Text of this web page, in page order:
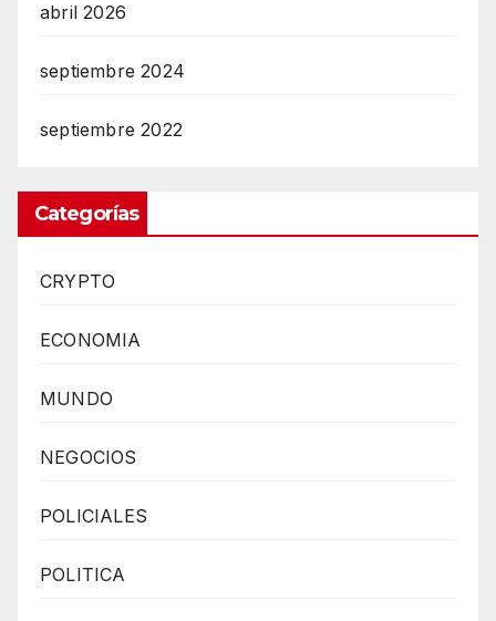
abril 2026
septiembre 2024
septiembre 2022
Categorías
CRYPTO
ECONOMIA
MUNDO
NEGOCIOS
POLICIALES
POLITICA